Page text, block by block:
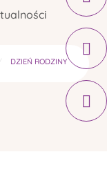
DZIEŃ RODZINY